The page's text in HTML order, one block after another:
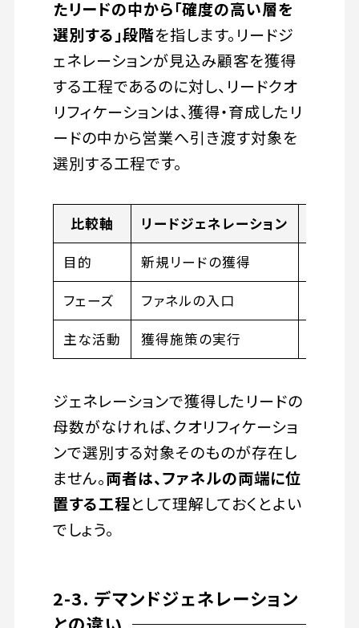
たリードの中から「確度の高い層を
選別する」段階を指します。リードジ
ェネレーションが見込み顧客を獲得
する工程であるのに対し、リードクオ
リフィケーションは、獲得・育成したリ
ードの中から営業へ引き渡す対象を
選別する工程です。
比較軸 リードジェネレーション
目的
新規リードの獲得
フェーズ
ファネルの入口
主な活動
獲得施策の実行
ジェネレーションで獲得したリードの
母数がなければ、クオリフィケーショ
ンで選別する対象そのものが存在し
ません。両者は、ファネルの両端に位
置する工程として理解しておくとよい
でしょう。
2-3. デマンドジェネレーション